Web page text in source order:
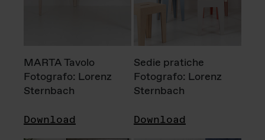
MARTA Tavolo
Fotografo: Lorenz
Sternbach
Download
Sedie pratiche
Fotografo: Lorenz
Sternbach
Download